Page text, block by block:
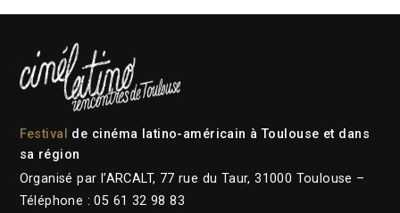
Festival de cinéma latino-américain à Toulouse et dans
sa région
Organisé par l’ARCALT, 77 rue du Taur, 31000 Toulouse –
Téléphone : 05 61 32 98 83